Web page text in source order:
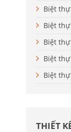
Biệt
Biệt
Biệt
Biệt
Biệt
THIẾT